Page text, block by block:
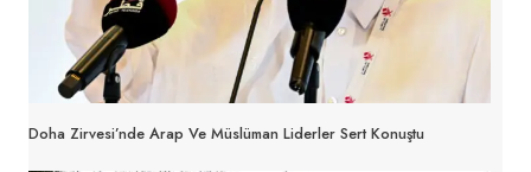
Doha Zirvesi’nde Arap Ve Müslüman Liderler Sert Konuştu